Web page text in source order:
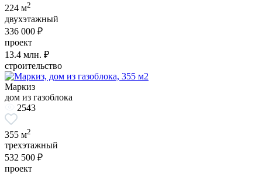
224 м2
двухэтажный
336 000 ₽
проект
13.4 млн. ₽
строительство
Маркиз
дом из газоблока
2543
355 м2
трехэтажный
532 500 ₽
проект